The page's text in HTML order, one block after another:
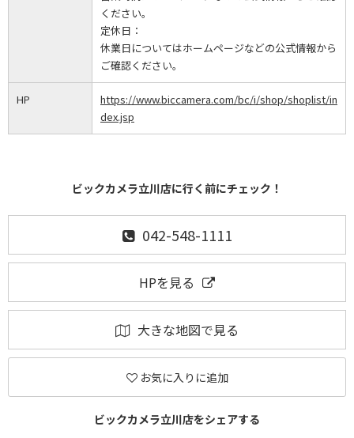
ください。
定休日：
休業日についてはホームページなどの公式情報から
ご確認ください。
HP
https://www.biccamera.com/bc/i/shop/shoplist/in
dex.jsp
ビックカメラ立川店に行く前にチェック！
042-548-1111
HPを見る
大きな地図で見る
お気に入りに追加
ビックカメラ立川店をシェアする